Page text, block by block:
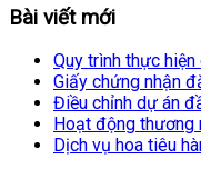
Bài viết mới
Quy trình thực
Giấy chứng nhận
Điều chỉnh dự án
Hoạt động
Dịch vụ hoa tiêu